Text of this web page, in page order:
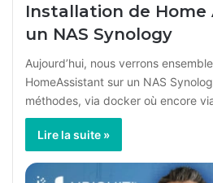
Installation de Home
un NAS Synology
Aujourd’hui, nous verrons
HomeAssistant sur un NAS
méthodes, via docker où encore
Lire la suite »